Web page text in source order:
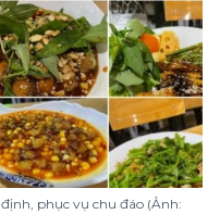
phục vụ chu đáo (Ảnh: